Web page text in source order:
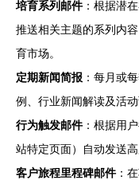
培育系列邮件：根据潜
推送相关主题的系列内
育市场。
定期新闻简报 ：每月或
例、行业新闻解读及活
行为触发邮件：根据用
站特定页面）自动发送
客户旅程里程碑邮件：